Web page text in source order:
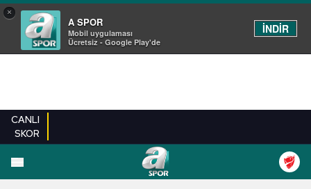
×
A SPOR
Mobil uygulaması
Ücretsiz - Google Play'de
İNDİR
CANLI
SKOR